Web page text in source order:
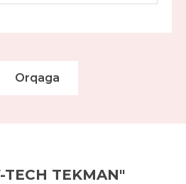
Orqaga
TECH TEKMAN"